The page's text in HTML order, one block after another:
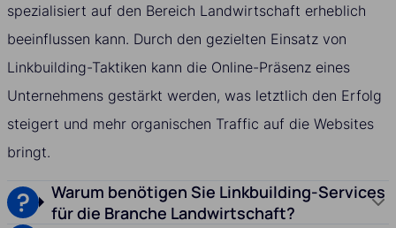
spezialisiert auf den Bereich Landwirtschaft erheblich
beeinflussen kann. Durch den gezielten Einsatz von
Linkbuilding-Taktiken kann die Online-Präsenz eines
Unternehmens gestärkt werden, was letztlich den Erfolg
steigert und mehr organischen Traffic auf die Websites
bringt.
Warum benötigen Sie Linkbuilding-Services
für die Branche Landwirtschaft?